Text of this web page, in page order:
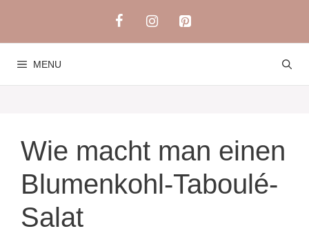
content
MENU
Wie macht man einen
Blumenkohl-Taboulé-
Salat